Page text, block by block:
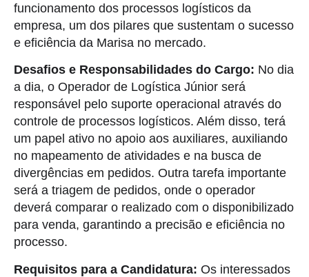
funcionamento dos processos logísticos da
empresa, um dos pilares que sustentam o sucesso
e eficiência da Marisa no mercado.
Desafios e Responsabilidades do Cargo: No dia
a dia, o Operador de Logística Júnior será
responsável pelo suporte operacional através do
controle de processos logísticos. Além disso, terá
um papel ativo no apoio aos auxiliares, auxiliando
no mapeamento de atividades e na busca de
divergências em pedidos. Outra tarefa importante
será a triagem de pedidos, onde o operador
deverá comparar o realizado com o disponibilizado
para venda, garantindo a precisão e eficiência no
processo.
Requisitos para a Candidatura: Os interessados